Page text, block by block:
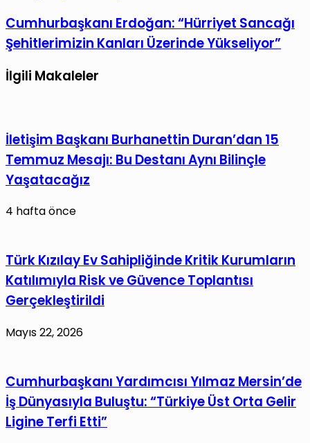
Bin
Sosyal
Konut
Kampanyası
Sosyal
Cumhurbaşkanı
Erdoğan:
“Hürriyet
Sancağı
Yükseliyor”
Cumhurbaşkanı Erdoğan: “Hürriyet Sancağı
Şehitlerimizin Kanları Üzerinde Yükseliyor”
İlgili Makaleler
İletişim Başkanı Burhanettin Duran’dan 15
Temmuz Mesajı: Bu Destanı Aynı Bilinçle
Yaşatacağız
4 hafta önce
Türk Kızılay Ev Sahipliğinde Kritik Kurumların
Katılımıyla Risk ve Güvence Toplantısı
Gerçekleştirildi
Mayıs 22, 2026
Cumhurbaşkanı Yardımcısı Yılmaz Mersin’de
İş Dünyasıyla Buluştu: “Türkiye Üst Orta Gelir
Ligine Terfi Etti”